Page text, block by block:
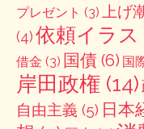
プレゼント (3) 上げ
(4)依頼イラス
借金 (3) 国債 (6) 国
岸田政権 (14)
自由主義 (5) 日本